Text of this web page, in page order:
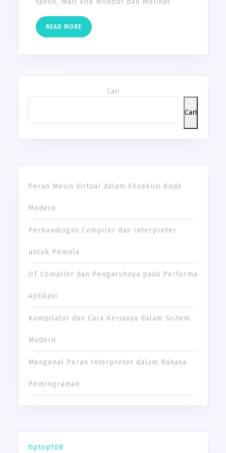
READ MORE READ
MORE
Cari
Cari
Peran Mesin Virtual dalam Eksekusi Kode
Modern
Perbandingan Compiler dan Interpreter
untuk Pemula
JIT Compiler dan Pengaruhnya pada Performa
Aplikasi
Kompilator dan Cara Kerjanya dalam Sistem
Modern
Mengenal Peran Interpreter dalam Bahasa
Pemrograman
tiptop108